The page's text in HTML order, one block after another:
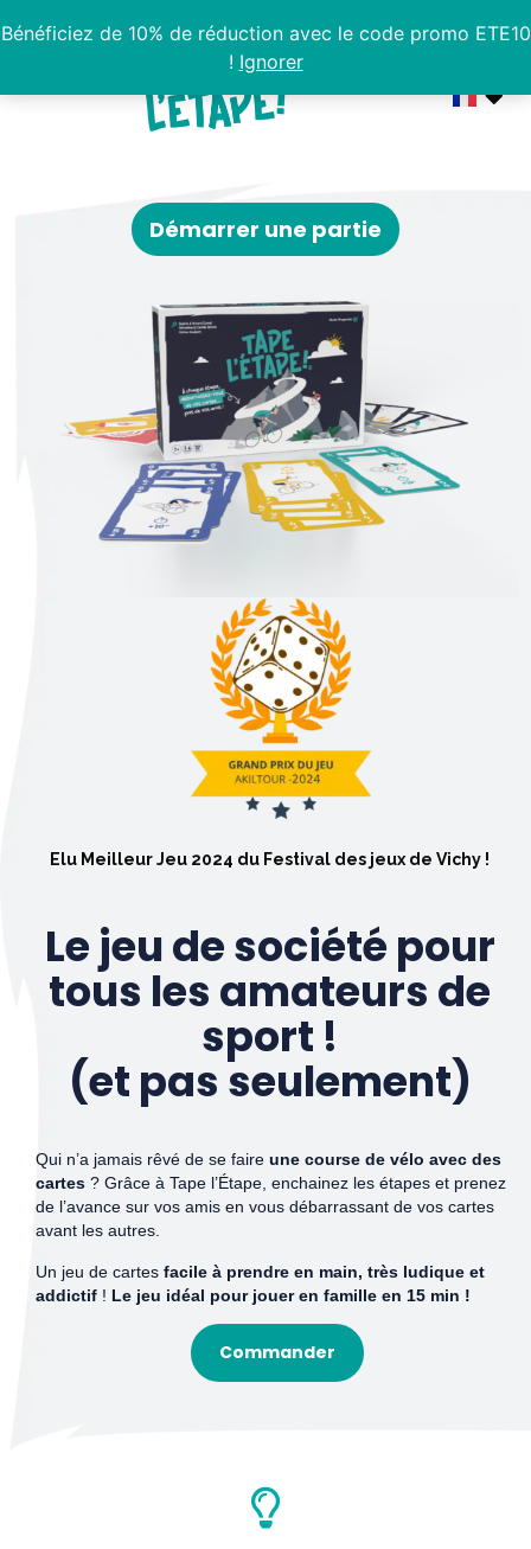
Bénéficiez de 10% de réduction avec le code promo ETE10
! Ignorer
Démarrer une partie
Elu Meilleur Jeu 2024 du Festival des jeux de Vichy !
Le jeu de société pour
tous les amateurs de
sport !
(et pas seulement)
Qui n’a jamais rêvé de se faire une course de vélo avec des
cartes ? Grâce à Tape l’Étape, enchainez les étapes et prenez
de l’avance sur vos amis en vous débarrassant de vos cartes
avant les autres.
Un jeu de cartes facile à prendre en main, très ludique et
addictif ! Le jeu idéal pour jouer en famille en 15 min !
Commander